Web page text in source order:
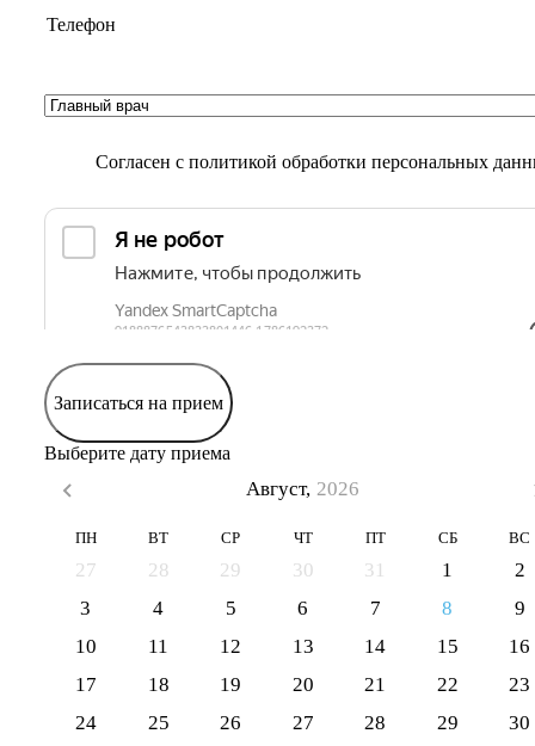
Согласен с политикой обработки персональных
Записаться на прием
Выберите дату приема
Август, 2026
ПН ВТ СР ЧТ ПТ СБ ВС
27 28 29 30 31 1
2
3
4 5 6 7 8
9
10
11 12 13 14 15
16
17
18 19 20 21 22
23
24
25 26 27 28 29
30